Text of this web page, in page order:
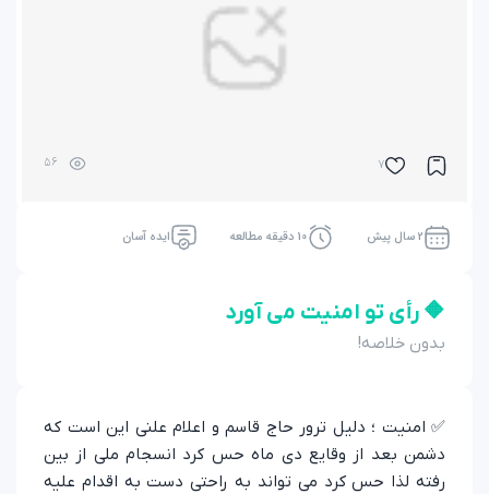
7
56
2 سال پیش 10 دقیقه مطالعه ایده آسان
🔶 رأی تو امنیت می آورد
بدون خلاصه!
✅ امنیت ؛ دلیل ترور حاج قاسم و اعلام علنی این است که
دشمن بعد از وقایع دی ماه حس کرد انسجام ملی از بین
رفته لذا حس کرد می تواند به راحتی دست به اقدام علیه